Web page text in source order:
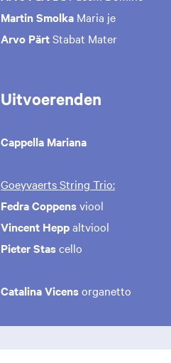
Martin Smolka Maria je
Arvo PärtStabat Mater
Uitvoerenden
Cappella Mariana
Goeyvaerts String Trio:
Fedra Coppensviool
Vincent Heppaltviool
Pieter Stascello
Catalina Vicensorganetto